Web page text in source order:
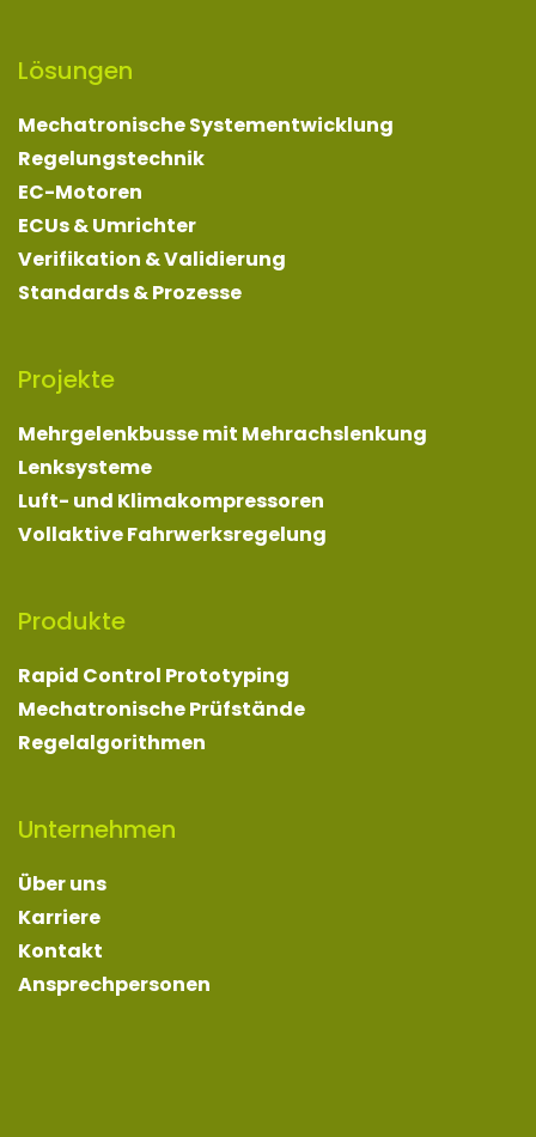
Lösungen
Mechatronische Systementwicklung
Regelungstechnik
EC-Motoren
ECUs & Umrichter
Verifikation & Validierung
Standards & Prozesse
Projekte
Mehrgelenkbusse mit Mehrachslenkung
Lenksysteme
Luft- und Klimakompressoren
Vollaktive Fahrwerksregelung
Produkte
Rapid Control Prototyping
Mechatronische Prüfstände
Regelalgorithmen
Unternehmen
Über uns
Karriere
Kontakt
Ansprechpersonen